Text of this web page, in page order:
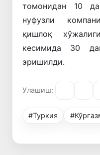
томонидан 10
нуфузли
қишлоқ
кесимида 30
эришилди.
Улашиш:
#Туркия